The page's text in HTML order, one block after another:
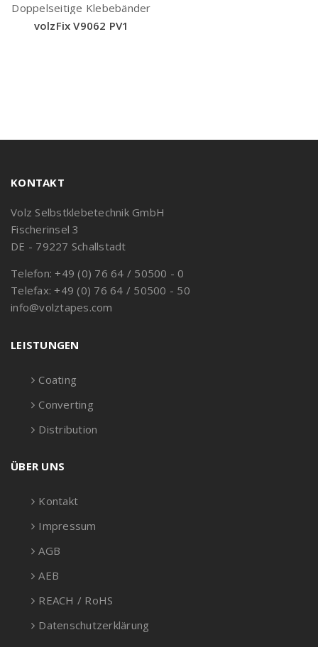
Doppelseitige Klebebänder
volzFix V9062 PV1
KONTAKT
Volz Selbstklebetechnik GmbH
Fischerinsel 3
DE - 79227 Schallstadt
Telefon: +49 (0) 76 64 / 50500 - 0
Telefax: +49 (0) 76 64 / 50500 - 50
info@volztapes.com
LEISTUNGEN
Coating
Converting
Distribution
ÜBER UNS
Kontakt
Impressum
AGB
AEB
REACH / RoHS
Datenschutzerklärung